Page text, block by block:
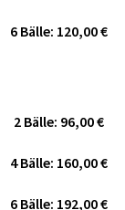
6 Bälle: 120,00 €
2 Bälle: 96,00 €
4 Bälle: 160,00 €
6 Bälle: 192,00 €